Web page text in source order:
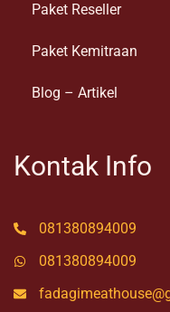
Paket Reseller
Paket Kemitraan
Blog – Artikel
Kontak Info
081380894009
081380894009